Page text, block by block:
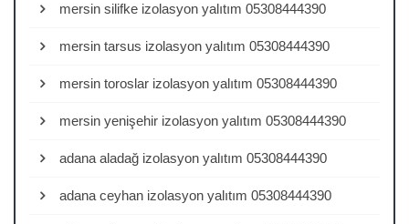
mersin silifke izolasyon yalıtım 05308444390
mersin tarsus izolasyon yalıtım 05308444390
mersin toroslar izolasyon yalıtım 05308444390
mersin yenişehir izolasyon yalıtım 05308444390
adana aladağ izolasyon yalıtım 05308444390
adana ceyhan izolasyon yalıtım 05308444390